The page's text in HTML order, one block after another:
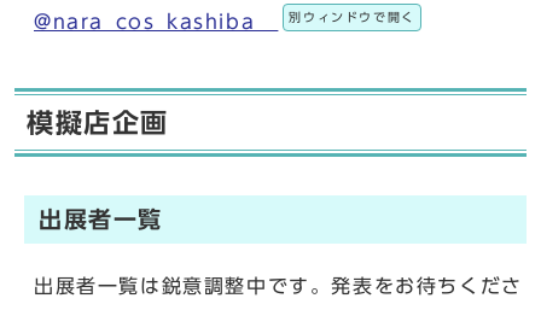
@nara_cos_kashiba__
別ウィンドウで開く
模擬店企画
出展者一覧
出展者一覧は鋭意調整中です。発表をお待ちくださ